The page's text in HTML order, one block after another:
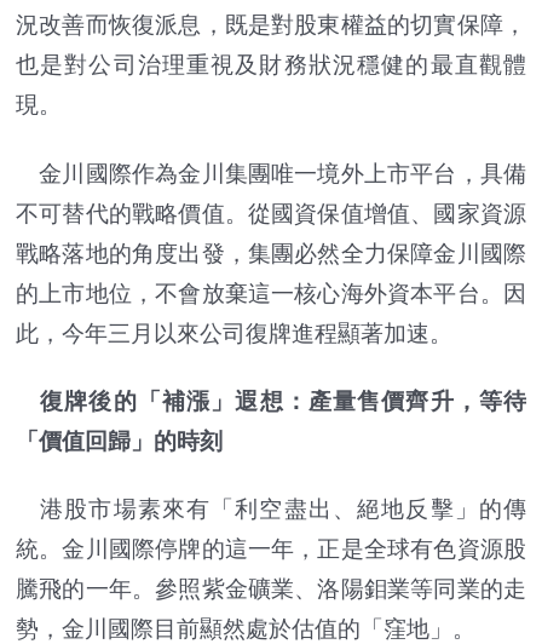
況改善而恢復派息，既是對股東權益的切實保障，
也是對公司治理重視及財務狀況穩健的最直觀體
現。
金川國際作為金川集團唯一境外上市平台，具備
不可替代的戰略價值。從國資保值增值、國家資源
戰略落地的角度出發，集團必然全力保障金川國際
的上市地位，不會放棄這一核心海外資本平台。因
此，今年三月以來公司復牌進程顯著加速。
復牌後的「補漲」遐想：產量售價齊升，等待
「價值回歸」的時刻
港股市場素來有「利空盡出、絕地反擊」的傳
統。金川國際停牌的這一年，正是全球有色資源股
騰飛的一年。參照紫金礦業、洛陽鉬業等同業的走
勢，金川國際目前顯然處於估值的「窪地」。